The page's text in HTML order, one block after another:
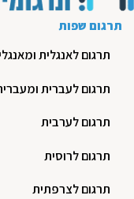
תרגום שפות
תרגום לאנגלית
תרגום לעברית
תרגום לערבית
תרגום לרוסית
תרגום לצרפתית